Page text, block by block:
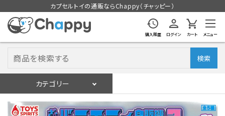
カプセルトイの通販ならChappy（チャッピー）
購入履歴 ログイン カート メニュー
検索
カテゴリー
ログイン 会員登録